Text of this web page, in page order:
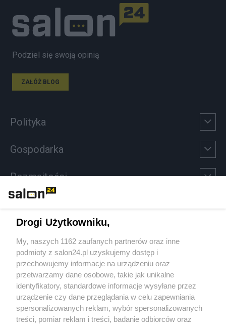
Podziel się swoją opinią
ZAŁÓŻ BLOG
Polityka
Gospodarka
Rozmaitości
Sport
Społeczeństwo
Kultura
Drogi Użytkowniku,
My, naszych 1162 zaufanych partnerów oraz inne
podmioty z salon24.pl uzyskujemy dostęp i
przechowujemy informacje na urządzeniu oraz
przetwarzamy dane osobowe, takie jak unikalne
identyfikatory, standardowe informacje wysyłane przez
urządzenie czy dane przeglądania w celu zapewniania
spersonalizowanych reklam, wybór spersonalizowanych
treści, pomiar reklam i treści, badanie odbiorców oraz